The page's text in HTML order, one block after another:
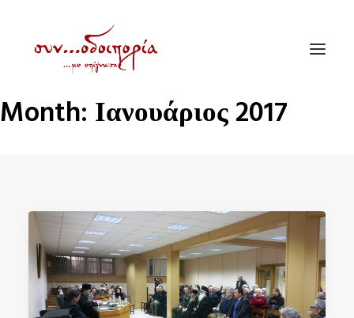
ΕΝΟΡΙΑ ΕΝ ΔΡΑΣΕΙ
ΕΥΑΓΓΕΛΙΣΤΡΙΑ ΠΕΙΡΑΙΏΣ
VIDEO
ΠΑΛΑΙΑ ΣΥΝΟΔΟΙΠΟΡΙΑ
Month: Ιανουάριος 2017